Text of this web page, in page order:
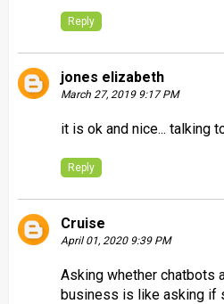
Reply
jones elizabeth
March 27, 2019 9:17 PM
it is ok and nice... talking
Reply
Cruise
April 01, 2020 9:39 PM
Asking whether chatbots
business is like asking if